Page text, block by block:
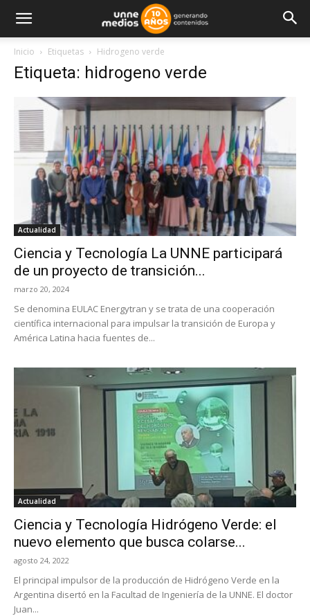
Inicio Etiquetas Hidrogeno verde
Etiqueta: hidrogeno verde
Actualidad
Ciencia y Tecnología La UNNE participará
de un proyecto de transición...
marzo 20, 2024
Se denomina EULAC Energytran y se trata de una cooperación
científica internacional para impulsar la transición de Europa y
América Latina hacia fuentes de...
Actualidad
Ciencia y Tecnología Hidrógeno Verde: el
nuevo elemento que busca colarse...
agosto 24, 2022
El principal impulsor de la producción de Hidrógeno Verde en la
Argentina disertó en la Facultad de Ingeniería de la UNNE. El doctor
Juan...